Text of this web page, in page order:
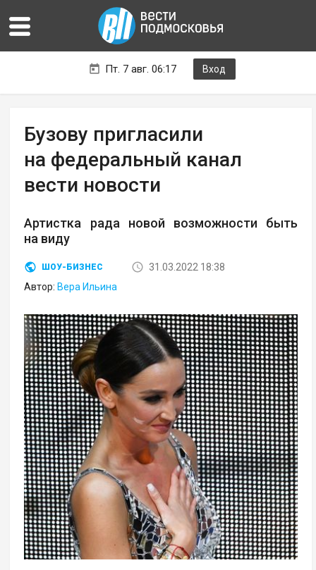
Пт. 7 авг. 06:17 Вход
Бузову пригласили
на федеральный канал
вести новости
Артистка рада новой возможности быть
на виду
ШОУ-БИЗНЕС
31.03.2022 18:38
Автор: Вера Ильина